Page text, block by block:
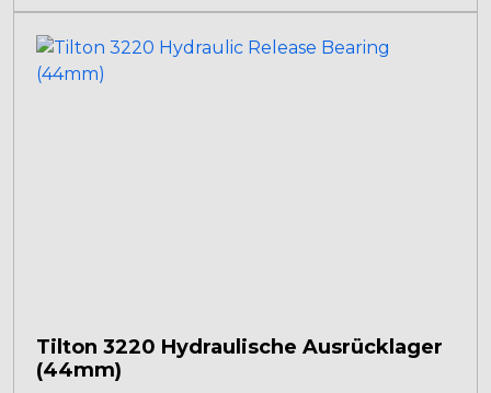
Tilton 3220 Hydraulische Ausrücklager
(44mm)